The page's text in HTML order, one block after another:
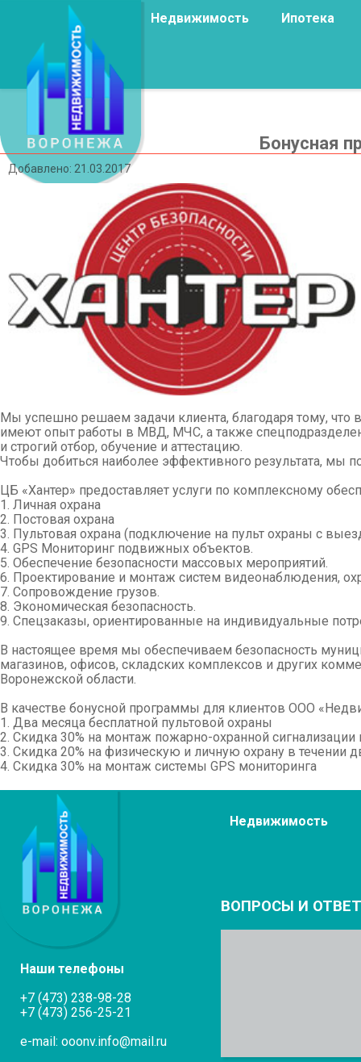
Недвижимость Ипотека
Бонусная
Добавлено: 21.03.2017
Мы успешно решаем задачи клиента, благодаря тому, что
имеют опыт работы в МВД, МЧС, а также
и строгий отбор, обучение и аттестацию.
Чтобы добиться наиболее эффективного результата, мы
ЦБ «Хантер» предоставляет услуги по комплексному
1. Личная охрана
2. Постовая охрана
3. Пультовая охрана (подключение на пульт охраны с
4. GPS Мониторинг подвижных объектов.
5. Обеспечение безопасности массовых мероприятий.
6. Проектирование и монтаж систем видеонаблюдения,
7. Сопровождение грузов.
8. Экономическая безопасность.
9. Спецзаказы, ориентированные на индивидуальные
В настоящее время мы обеспечиваем безопасность
магазинов, офисов, складских комплексов и других
Воронежской области.
В качестве бонусной программы для клиентов ООО
1. Два месяца бесплатной пультовой охраны
2. Скидка 30% на монтаж пожарно-охранной
3. Скидка 20% на физическую и личную охрану в течении
4. Скидка 30% на монтаж системы GPS мониторинга
Недвижимость
Наши телефоны
+7 (473) 238-98-28
+7 (473) 256-25-21
e-mail: ooonv.info@mail.ru
ВОПРОСЫ И